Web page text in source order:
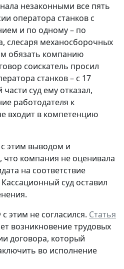
незаконными все пять
оператора станков с
и по одному – по
слесаря механосборочных
обязать компанию
соискатель просил
станков – с 17
суд ему отказал,
работодателя к
входит в компетенцию
этим выводом и
что компания не оценивала
на соответствие
суд оставил
этим не согласился. Статья
возникновение трудовых
договора, который
во исполнение